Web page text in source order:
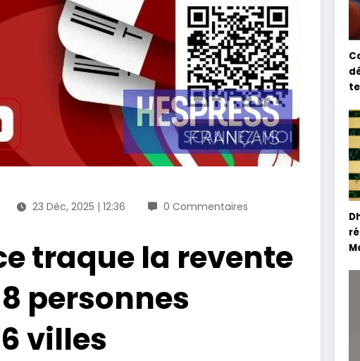
23 Déc, 2025 | 12:36 0 Commentaires
traque la revente
personnes
villes